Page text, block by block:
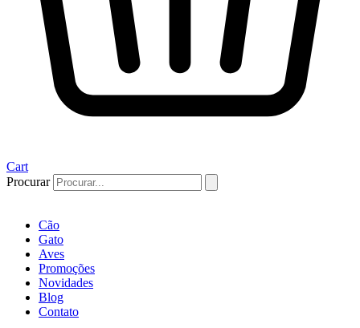
Cart
Procurar
Cão
Gato
Aves
Promoções
Novidades
Blog
Contato